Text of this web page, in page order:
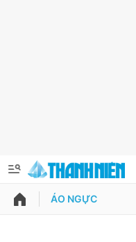
QUẢNG CÁO
ÁO NGỰC